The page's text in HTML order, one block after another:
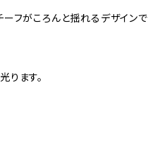
フがころんと揺れるデザインで
ります。